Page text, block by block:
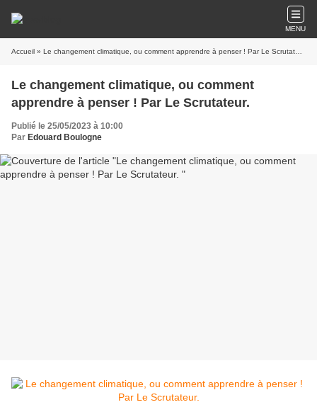
MENU
Accueil » Le changement climatique, ou comment apprendre à penser ! Par Le Scrutateur.
Le changement climatique, ou comment
apprendre à penser ! Par Le Scrutateur.
Publié le 25/05/2023 à 10:00
Par Edouard Boulogne